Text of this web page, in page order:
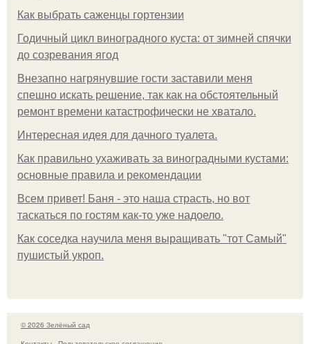
Как выбрать саженцы гортензии
Годичный цикл виноградного куста: от зимней спячки
до созревания ягод
Внезапно нагрянувшие гости заставили меня
спешно искать решение, так как на обстоятельный
ремонт времени катастрофически не хватало.
Интересная идея для дачного туалета.
Как правильно ухаживать за виноградными кустами:
основные правила и рекомендации
Всем привет! Баня - это наша страсть, но вот
таскаться по гостям как-то уже надоело.
Как соседка научила меня выращивать "тот Самый"
пушистый укроп.
© 2026 Зелёный сад